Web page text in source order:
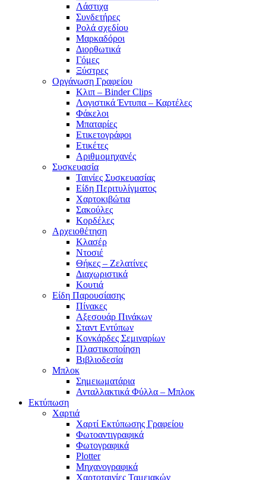
Λάστιχα
Συνδετήρες
Ρολά σχεδίου
Μαρκαδόροι
Διορθωτικά
Γόμες
Ξύστρες
Οργάνωση Γραφείου
Κλιπ – Binder Clips
Λογιστικά Έντυπα – Καρτέλες
Φάκελοι
Μπαταρίες
Ετικετογράφοι
Ετικέτες
Αριθμομηχανές
Συσκευασία
Ταινίες Συσκευασίας
Είδη Περιτυλίγματος
Χαρτοκιβώτια
Σακούλες
Κορδέλες
Αρχειοθέτηση
Κλασέρ
Ντοσιέ
Θήκες – Ζελατίνες
Διαχωριστικά
Κουτιά
Είδη Παρουσίασης
Πίνακες
Αξεσουάρ Πινάκων
Σταντ Εντύπων
Κονκάρδες Σεμιναρίων
Πλαστικοποίηση
Βιβλιοδεσία
Μπλοκ
Σημειωματάρια
Ανταλλακτικά Φύλλα – Μπλοκ
Εκτύπωση
Χαρτιά
Χαρτί Εκτύπωσης Γραφείου
Φωτοαντιγραφικά
Φωτογραφικά
Plotter
Μηχανογραφικά
Χαρτοταινίες Ταμειακών